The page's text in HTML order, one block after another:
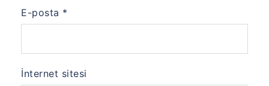
E-posta *
İnternet sitesi